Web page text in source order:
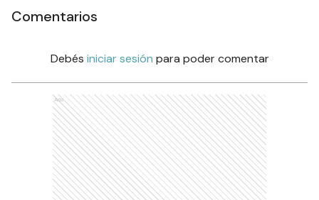
Comentarios
Debés iniciar sesión para poder comentar
Ads